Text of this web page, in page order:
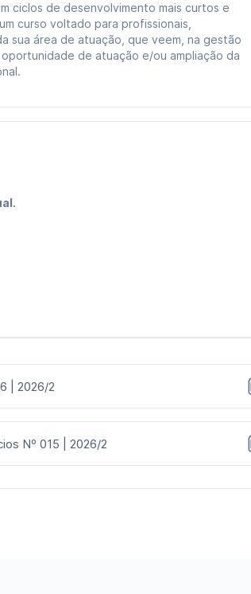
ciclos de desenvolvimento mais curtos e
curso voltado para profissionais,
sua área de atuação, que veem, na gestão
de atuação e/ou ampliação da
| 2026/2
Nº 015 | 2026/2